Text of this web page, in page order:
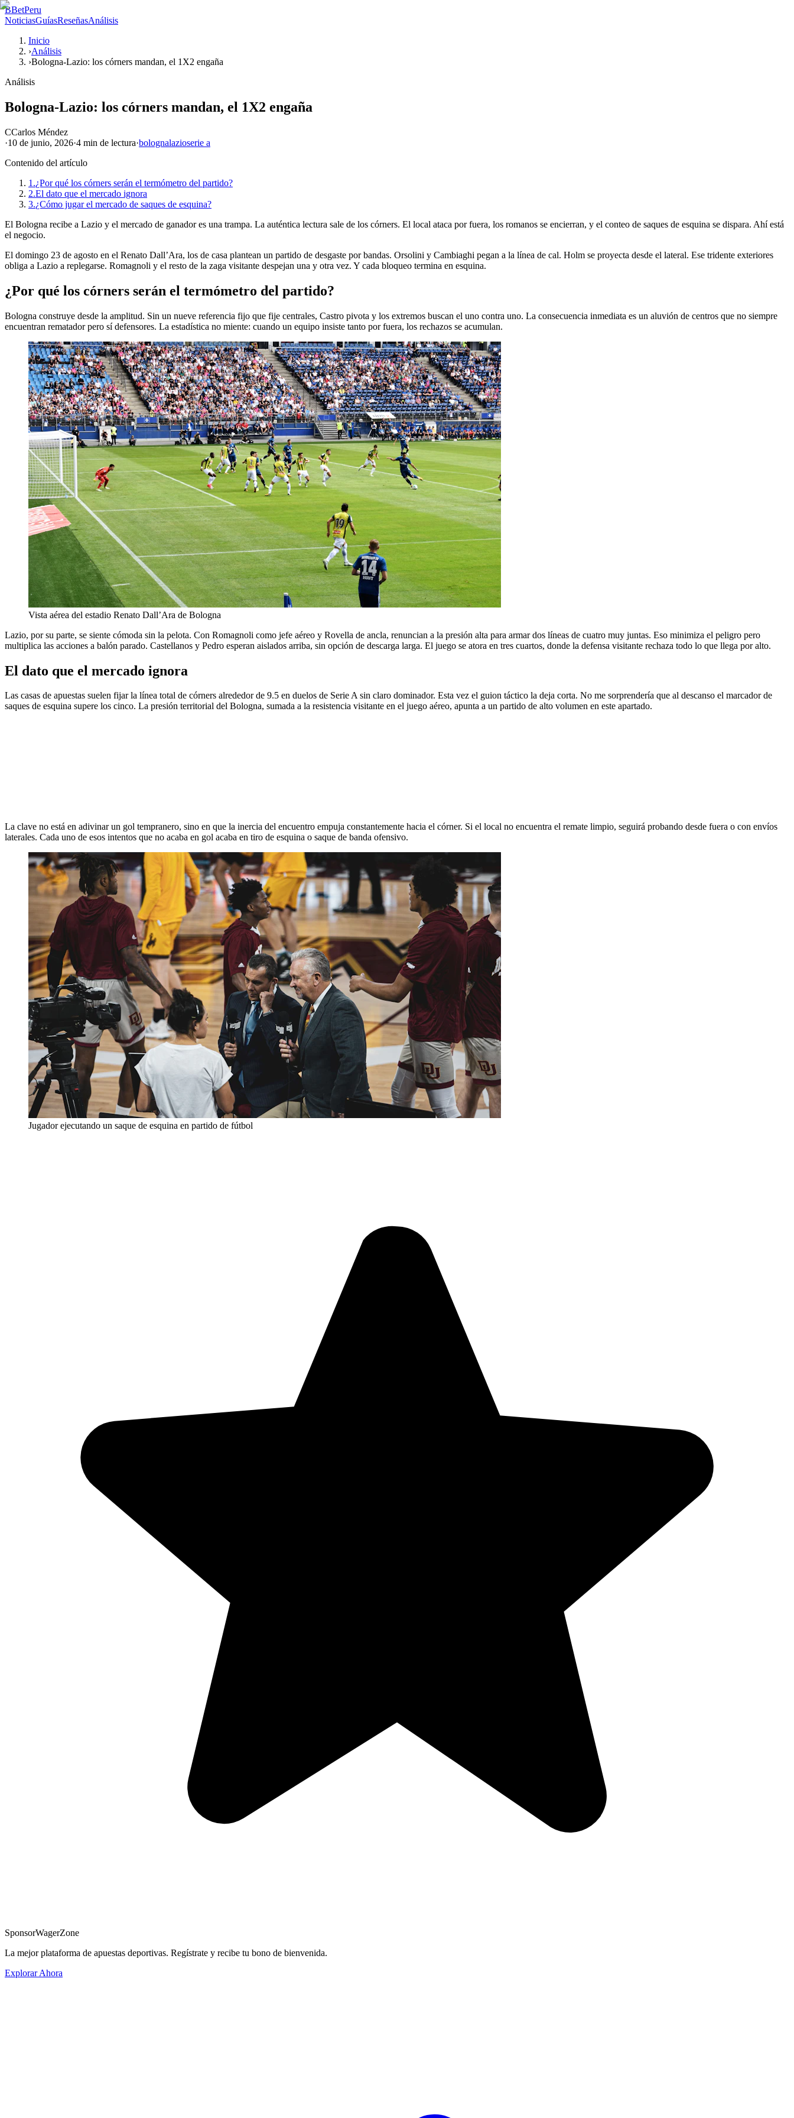
BBetPeru
NoticiasGuíasReseñasAnálisis
Inicio
›Análisis
›Bologna-Lazio: los córners mandan, el 1X2 engaña
Análisis
Bologna-Lazio: los córners mandan, el 1X2 engaña
CCarlos Méndez
·10 de junio, 2026·4 min de lectura·bolognalazioserie a
Contenido del artículo
1.¿Por qué los córners serán el termómetro del partido?
2.El dato que el mercado ignora
3.¿Cómo jugar el mercado de saques de esquina?
El Bologna recibe a Lazio y el mercado de ganador es una trampa. La auténtica lectura sale de los córners. El local ataca por fuera, los romanos se encierran, y el conteo de saques de esquina se dispara. Ahí está
el negocio.
El domingo 23 de agosto en el Renato Dall’Ara, los de casa plantean un partido de desgaste por bandas. Orsolini y Cambiaghi pegan a la línea de cal. Holm se proyecta desde el lateral. Ese tridente exteriores
obliga a Lazio a replegarse. Romagnoli y el resto de la zaga visitante despejan una y otra vez. Y cada bloqueo termina en esquina.
¿Por qué los córners serán el termómetro del partido?
Bologna construye desde la amplitud. Sin un nueve referencia fijo que fije centrales, Castro pivota y los extremos buscan el uno contra uno. La consecuencia inmediata es un aluvión de centros que no siempre
encuentran rematador pero sí defensores. La estadística no miente: cuando un equipo insiste tanto por fuera, los rechazos se acumulan.
Vista aérea del estadio Renato Dall’Ara de Bologna
Lazio, por su parte, se siente cómoda sin la pelota. Con Romagnoli como jefe aéreo y Rovella de ancla, renuncian a la presión alta para armar dos líneas de cuatro muy juntas. Eso minimiza el peligro pero
multiplica las acciones a balón parado. Castellanos y Pedro esperan aislados arriba, sin opción de descarga larga. El juego se atora en tres cuartos, donde la defensa visitante rechaza todo lo que llega por alto.
El dato que el mercado ignora
Las casas de apuestas suelen fijar la línea total de córners alrededor de 9.5 en duelos de Serie A sin claro dominador. Esta vez el guion táctico la deja corta. No me sorprendería que al descanso el marcador de
saques de esquina supere los cinco. La presión territorial del Bologna, sumada a la resistencia visitante en el juego aéreo, apunta a un partido de alto volumen en este apartado.
La clave no está en adivinar un gol tempranero, sino en que la inercia del encuentro empuja constantemente hacia el córner. Si el local no encuentra el remate limpio, seguirá probando desde fuera o con envíos
laterales. Cada uno de esos intentos que no acaba en gol acaba en tiro de esquina o saque de banda ofensivo.
Jugador ejecutando un saque de esquina en partido de fútbol
SponsorWagerZone
La mejor plataforma de apuestas deportivas. Regístrate y recibe tu bono de bienvenida.
Explorar Ahora